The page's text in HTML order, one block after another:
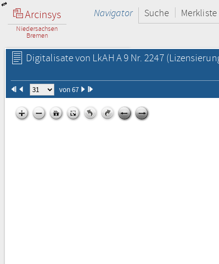
Arcinsys
Niedersachsen
Bremen
Navigator Suche Merkliste
Digitalisate von LkAH A 9 Nr. 2247
von 67